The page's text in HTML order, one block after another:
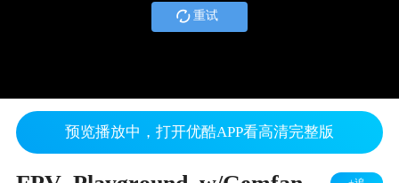
重试
预览播放中，打开优酷APP看高清完整版